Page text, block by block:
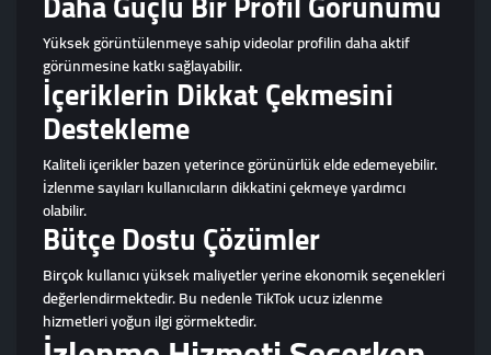
Yüksek görüntülenmeye sahip videolar profilin daha aktif
görünmesine katkı sağlayabilir.
İçeriklerin Dikkat Çekmesini
Destekleme
Kaliteli içerikler bazen yeterince görünürlük elde edemeyebilir.
İzlenme sayıları kullanıcıların dikkatini çekmeye yardımcı
olabilir.
Bütçe Dostu Çözümler
Birçok kullanıcı yüksek maliyetler yerine ekonomik seçenekleri
değerlendirmektedir. Bu nedenle TikTok ucuz izlenme
hizmetleri yoğun ilgi görmektedir.